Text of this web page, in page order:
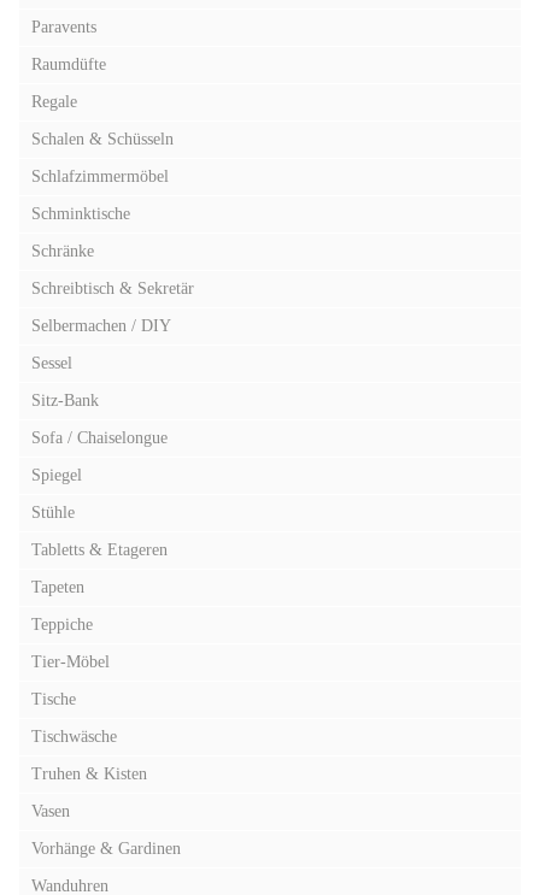
Paravents
Raumdüfte
Regale
Schalen & Schüsseln
Schlafzimmermöbel
Schminktische
Schränke
Schreibtisch & Sekretär
Selbermachen / DIY
Sessel
Sitz-Bank
Sofa / Chaiselongue
Spiegel
Stühle
Tabletts & Etageren
Tapeten
Teppiche
Tier-Möbel
Tische
Tischwäsche
Truhen & Kisten
Vasen
Vorhänge & Gardinen
Wanduhren